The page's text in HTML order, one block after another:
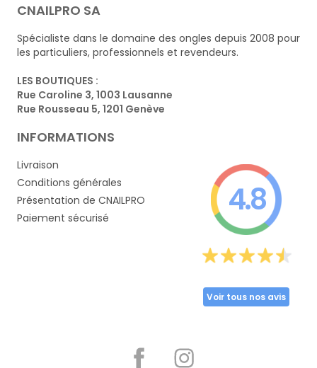
CNAILPRO SA
Spécialiste dans le domaine des ongles depuis 2008 pour
les particuliers, professionnels et revendeurs.
LES BOUTIQUES :
Rue Caroline 3, 1003 Lausanne
Rue Rousseau 5, 1201 Genève
INFORMATIONS
Livraison
Conditions générales
Présentation de CNAILPRO
Paiement sécurisé
4.8
Voir tous nos avis